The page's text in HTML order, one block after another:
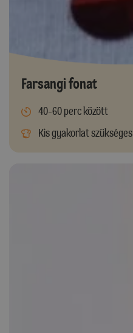
Farsangi fonat
40-60 perc között
Kis gyakorlat szükséges